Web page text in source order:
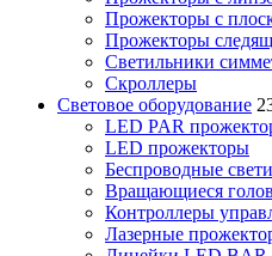
Прожекторы с
Прожекторы
Светильники
Скроллеры
Световое оборудование
LED PAR
LED прожекторы
Беспроводные
Вращающиеся
Контроллеры
Лазерные